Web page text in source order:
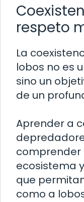
respeto
La
lobos no es
sino un
de un
Aprender a
comprender
ecosistema
que
como a